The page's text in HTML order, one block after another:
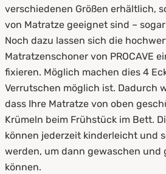
verschiedenen Größen erhältlich,
von Matratze geeignet sind –
Noch dazu lassen sich die
Matratzenschoner von PROCAVE
fixieren. Möglich machen dies 4
Verrutschen möglich ist. Dadurch
dass Ihre Matratze von oben
Krümeln beim Frühstück im Bett.
können jederzeit kinderleicht und
werden, um dann gewaschen und
können.